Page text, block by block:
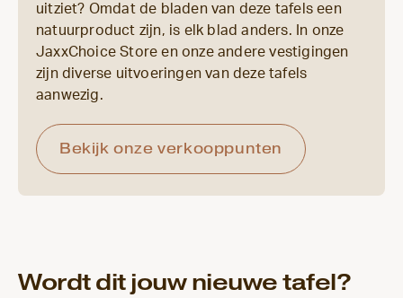
uitziet? Omdat de bladen van deze tafels een
natuurproduct zijn, is elk blad anders. In onze
JaxxChoice Store en onze andere vestigingen
zijn diverse uitvoeringen van deze tafels
aanwezig.
Bekijk onze verkooppunten
Wordt dit jouw nieuwe tafel?